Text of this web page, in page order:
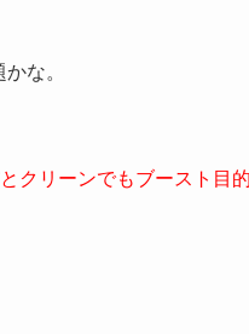
な。
クリーンでもブースト目